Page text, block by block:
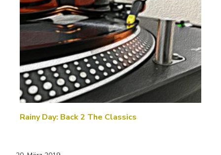
Rainy Day: Back 2 The Classics